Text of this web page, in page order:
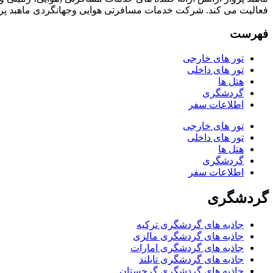
فعالیت می کند. شرکت خدمات مسافرتی هوایی وجهانگردی ماهبد
فهرست
تور های خارجی
تور های داخلی
هتل ها
گردشگری
اطلاعات سفر
تور های خارجی
تور های داخلی
هتل ها
گردشگری
اطلاعات سفر
گردشگری
جاذبه های گردشگری ترکیه
جاذبه های گردشگری مالزی
جاذبه های گردشگری امارات
جاذبه های گردشگری تایلند